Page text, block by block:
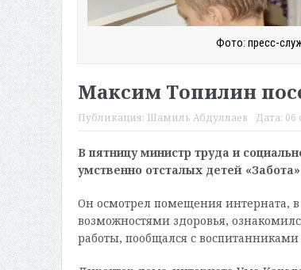
Фото: пресс-
Максим Топилин
Публикация: Шамиль Абдуллаев Дата: 06
В пятницу министр труда и
умственно отсталых детей
Он осмотрел помещения интерната,
возможностями здоровья,
работы, пообщался с